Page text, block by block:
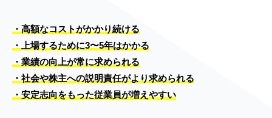
・高額なコストがかかり続ける
・上場するために3〜5年はかかる
・業績の向上が常に求められる
・社会や株主への説明責任がより求められる
・安定志向をもった従業員が増えやすい